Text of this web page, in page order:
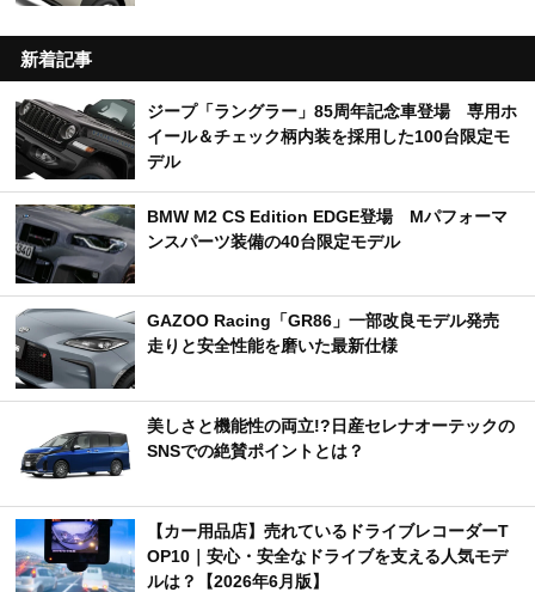
新着記事
ジープ「ラングラー」85周年記念車登場 専用ホ
イール＆チェック柄内装を採用した100台限定モ
デル
BMW M2 CS Edition EDGE登場 Mパフォーマ
ンスパーツ装備の40台限定モデル
GAZOO Racing「GR86」一部改良モデル発売
走りと安全性能を磨いた最新仕様
美しさと機能性の両立!?日産セレナオーテックの
SNSでの絶賛ポイントとは？
【カー用品店】売れているドライブレコーダーT
OP10｜安心・安全なドライブを支える人気モデ
ルは？【2026年6月版】